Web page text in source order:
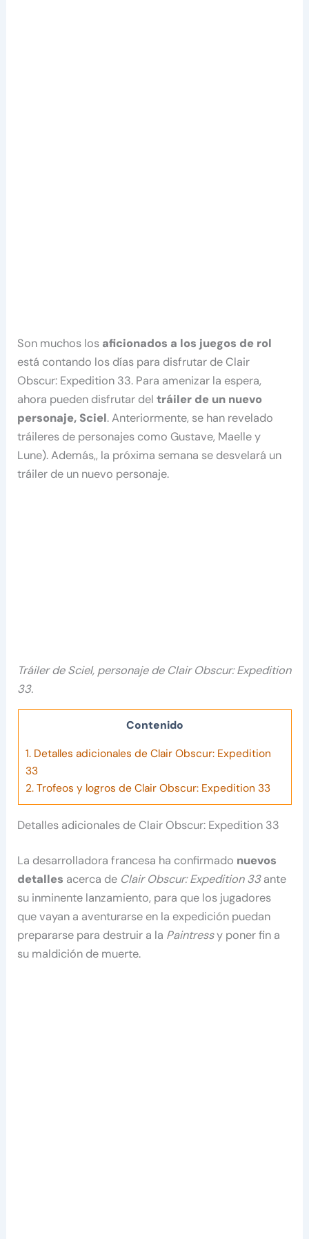
Son muchos los aficionados a los juegos de rol
está contando los días para disfrutar de Clair
Obscur: Expedition 33. Para amenizar la espera,
ahora pueden disfrutar deltráiler de un nuevo
personaje, Sciel. Anteriormente, se han revelado
tráileres de personajes como Gustave, Maelle y
Lune). Además,, la próxima semana se desvelará un
tráiler de un nuevo personaje.
Tráiler de Sciel, personaje de Clair Obscur: Expedition
33.
Contenido
1.Detalles adicionales de Clair Obscur: Expedition
33
2.Trofeos y logros de Clair Obscur: Expedition 33
Detalles adicionales de Clair Obscur: Expedition 33
La desarrolladora francesa ha confirmado nuevos
detalles acerca de Clair Obscur: Expedition 33ante
su inminente lanzamiento, para que los jugadores
que vayan a aventurarse en la expedición puedan
prepararse para destruir a la Paintressy poner fin a
su maldición de muerte.